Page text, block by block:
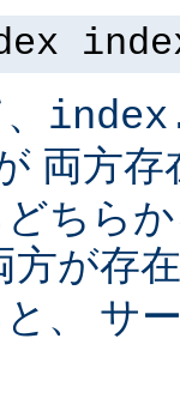
両方存
ちら
方が存
、 サ